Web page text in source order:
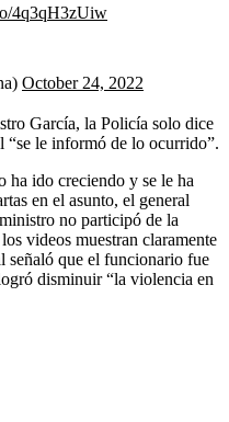
4q3qH3zUiw
October 24, 2022
García, la Policía solo dice
“se le informó de lo ocurrido”.
ha ido creciendo y se le ha
en el asunto, el general
no participó de la
videos muestran claramente
señaló que el funcionario fue
disminuir “la violencia en